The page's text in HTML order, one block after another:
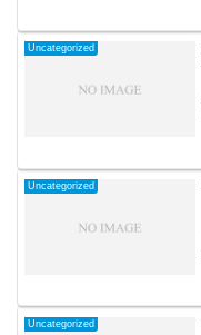
Uncategorized
Uncategorized
Uncategorized